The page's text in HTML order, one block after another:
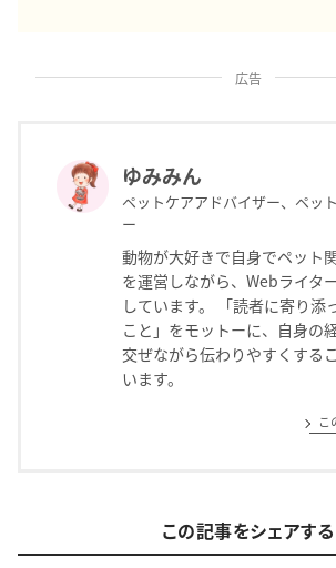
広告
ゆみみん
ペットケアアドバイザー、ペッ
ー
動物が大好きで自身でペット
を運営しながら、Webライタ
しています。 「読者に寄り添
こと」をモットーに、自身の
交ぜながら伝わりやすくする
います。
こ
この記事をシェアする